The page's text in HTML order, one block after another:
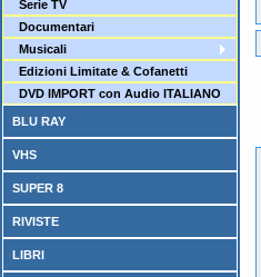
Serie TV
Documentari
Musicali
Edizioni Limitate & Cofanetti
DVD IMPORT con Audio ITALIANO
BLU RAY
VHS
SUPER 8
RIVISTE
LIBRI